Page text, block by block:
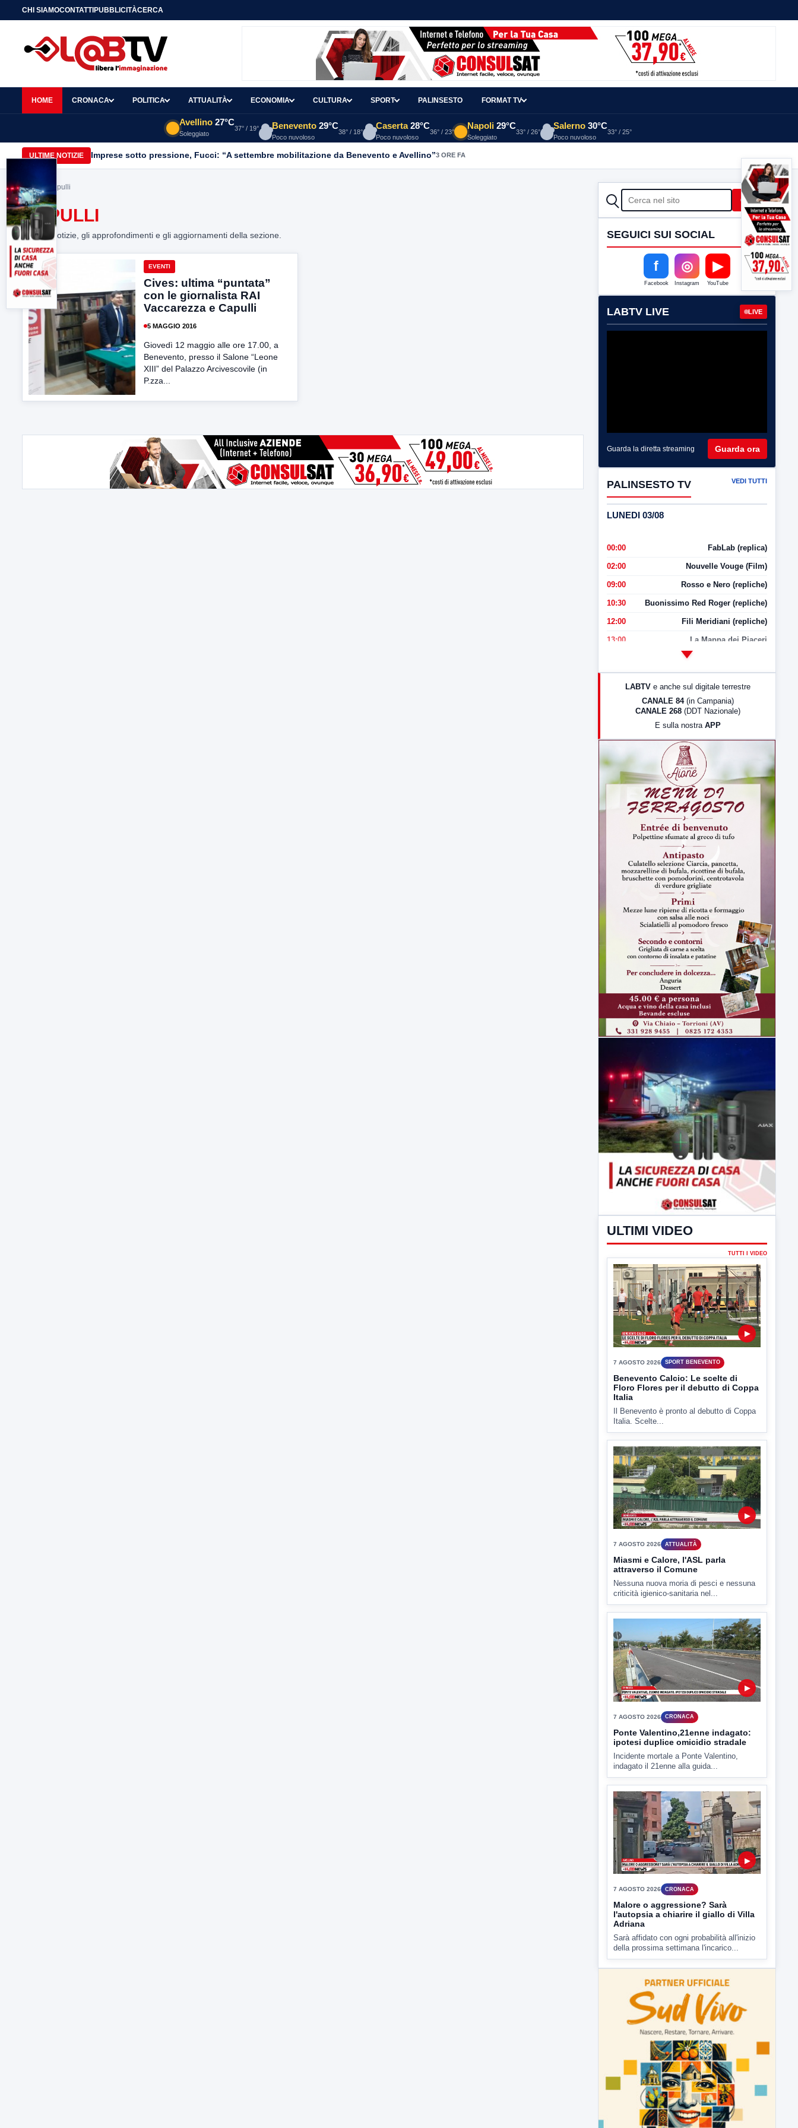
CHI SIAMOCONTATTIPUBBLICITÀCERCA
HOME CRONACA POLITICA ATTUALITÀ ECONOMIA CULTURA SPORT PALINSESTO FORMAT TV
Avellino 27°C
Soleggiato
37° / 19° Benevento 29°C
Poco nuvoloso
38° / 18°
Caserta 28°C
Poco nuvoloso
36° / 23°
Napoli 29°C
Soleggiato
33° / 26°
Salerno 30°C
Poco nuvoloso
33° / 25°
ULTIME NOTIZIE Imprese sotto pressione, Fucci: “A settembre mobilitazione da Benevento e Avellino”3 ORE FA
Home> capulli
CAPULLI
Tutte le notizie, gli approfondimenti e gli aggiornamenti della sezione.
EVENTI
Cives: ultima “puntata”
con le giornalista RAI
Vaccarezza e Capulli
5 MAGGIO 2016
Giovedì 12 maggio alle ore 17.00, a
Benevento, presso il Salone “Leone
XIII” del Palazzo Arcivescovile (in
P.zza...
CERCA Cerca
SEGUICI SUI SOCIAL
f
Facebook
◎
Instagram
▶
YouTube
LABTV LIVE LIVE
Guarda la diretta streaming Guarda ora
PALINSESTO TV VEDI TUTTI
LUNEDI 03/08
00:00 FabLab (replica)
02:00 Nouvelle Vouge (Film)
09:00 Rosso e Nero (repliche)
10:30 Buonissimo Red Roger (repliche)
12:00 Fili Meridiani (repliche)
13:00 La Mappa dei Piaceri
LabNews (Diretta)
LabNews (replica)
LABTV e anche sul digitale terrestre
CANALE 84 (in Campania)
CANALE 268 (DDT Nazionale)
E sulla nostra APP
ULTIMI VIDEO
▶
7 AGOSTO 2026 SPORT BENEVENTO
Benevento Calcio: Le scelte di
Floro Flores per il debutto di Coppa
Italia
Il Benevento è pronto al debutto di Coppa
Italia. Scelte...
▶
7 AGOSTO 2026 ATTUALITÀ
Miasmi e Calore, l'ASL parla
attraverso il Comune
Nessuna nuova moria di pesci e nessuna
criticità igienico-sanitaria nel...
▶
7 AGOSTO 2026 CRONACA
Ponte Valentino,21enne indagato:
ipotesi duplice omicidio stradale
Incidente mortale a Ponte Valentino,
indagato il 21enne alla guida...
▶
7 AGOSTO 2026 CRONACA
Malore o aggressione? Sarà
l'autopsia a chiarire il giallo di Villa
Adriana
Sarà affidato con ogni probabilità all'inizio
della prossima settimana l'incarico...